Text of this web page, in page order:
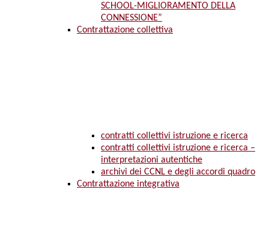
SCHOOL-MIGLIORAMENTO DELLA
CONNESSIONE”
Contrattazione collettiva
contratti collettivi istruzione e ricerca
contratti collettivi istruzione e ricerca –
interpretazioni autentiche
archivi dei CCNL e degli accordi quadro
Contrattazione integrativa